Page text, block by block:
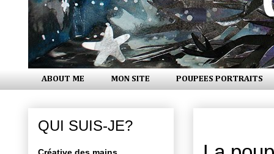
ABOUT ME MON SITE POUPEES PORTRAITS
QUI SUIS-JE?